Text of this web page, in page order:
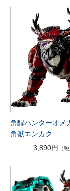
角醒ハンターオメ
角獣エンカク
3,890円
（